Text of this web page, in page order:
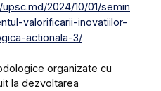
2024/10/01/semin
valorificarii-inovatiilor-
actionala-3/
organizate cu
la dezvoltarea